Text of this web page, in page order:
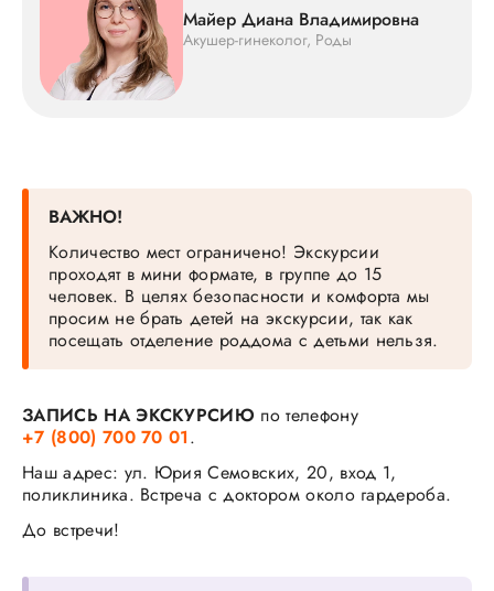
Майер Диана Владимировна
Акушер-гинеколог, Роды
ВАЖНО!
Количество мест ограничено! Экскурсии
проходят в мини формате, в группе до 15
человек. В целях безопасности и комфорта мы
просим не брать детей на экскурсии, так как
посещать отделение роддома с детьми нельзя.
ЗАПИСЬ НА ЭКСКУРСИЮ по телефону
+7 (800) 700 70 01.
Наш адрес: ул. Юрия Семовских, 20, вход 1,
поликлиника. Встреча с доктором около гардероба.
До встречи!